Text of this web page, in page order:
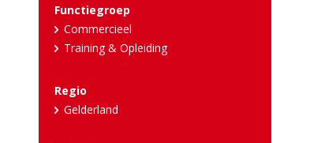
Functiegroep
Commercieel
Training & Opleiding
Regio
Gelderland